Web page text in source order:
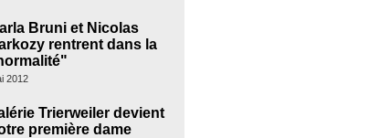
Bruni et Nicolas
rentrent dans la
2012
Trierweiler devient
première dame